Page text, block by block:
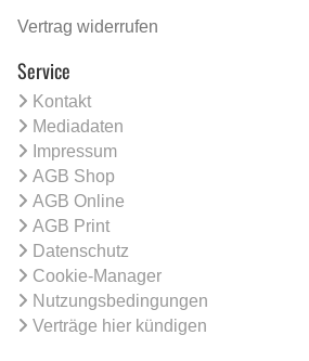
Vertrag widerrufen
Service
Kontakt
Mediadaten
Impressum
AGB Shop
AGB Online
AGB Print
Datenschutz
Cookie-Manager
Nutzungsbedingungen
Verträge hier kündigen